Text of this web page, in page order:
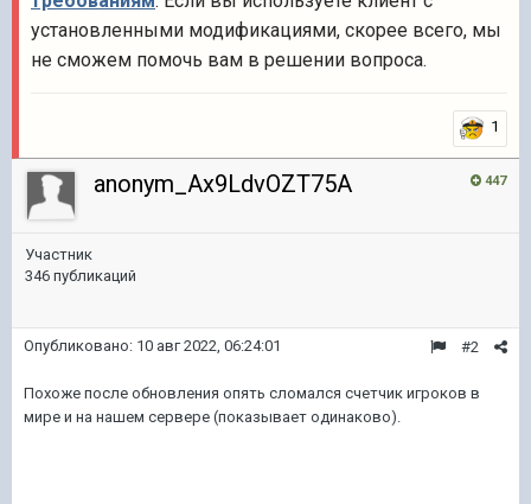
установленными модификациями, скорее всего, мы
не сможем помочь вам в решении вопроса.
1
447
anonym_Ax9LdvOZT75A
Участник
346 публикаций
#2
Опубликовано: 10 авг 2022, 06:24:01
Похоже после обновления опять сломался счетчик игроков в
мире и на нашем сервере (показывает одинаково).